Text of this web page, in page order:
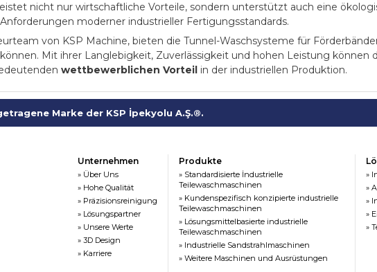
nicht nur wirtschaftliche Vorteile, sondern unterstützt auch eine
moderner industrieller Fertigungsstandards.
von KSP Machine, bieten die Tunnel-Waschsysteme für
Mit ihrer Langlebigkeit, Zuverlässigkeit und hohen Leistung können
wettbewerblichen Vorteil in der industriellen Produktion.
Marke der KSP İpekyolu A.Ş.®.
Unternehmen
» Über Uns
» Hohe Qualität
» Präzisionsreinigung
» Lösungspartner
» Unsere Werte
» 3D Design
» Karriere
Produkte
» Standardisierte İndustrielle
Teilewaschmaschinen
» Kundenspezifisch konzipierte industrielle
Teilewaschmaschinen
» Lösungsmittelbasierte industrielle
Teilewaschmaschinen
» Industrielle Sandstrahlmaschinen
» Weitere Maschinen und Ausrüstungen
»
»
»
»
»